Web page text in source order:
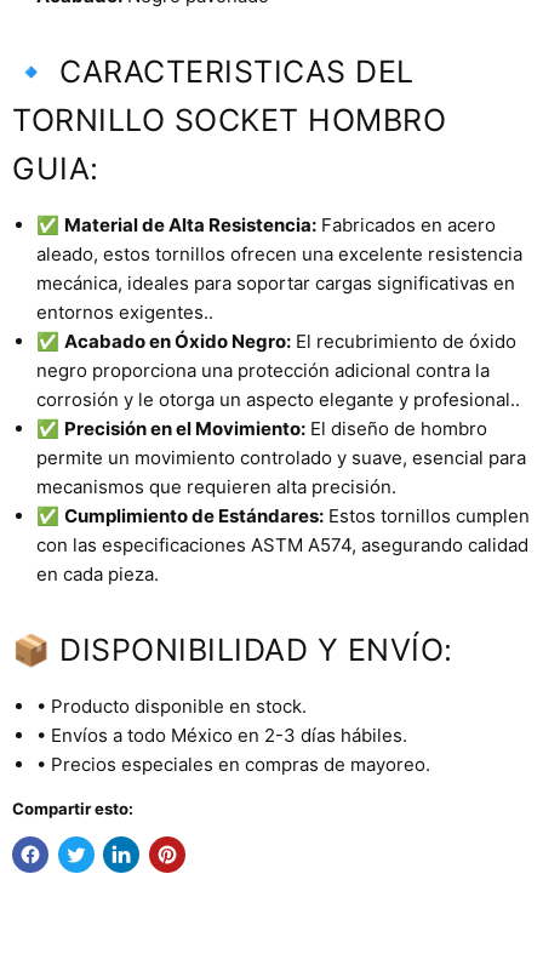
🔹 CARACTERISTICAS DEL
TORNILLO SOCKET HOMBRO
GUIA:
✅ Material de Alta Resistencia: Fabricados en acero
aleado, estos tornillos ofrecen una excelente resistencia
mecánica, ideales para soportar cargas significativas en
entornos exigentes..
✅ Acabado en Óxido Negro: El recubrimiento de óxido
negro proporciona una protección adicional contra la
corrosión y le otorga un aspecto elegante y profesional..
✅ Precisión en el Movimiento: El diseño de hombro
permite un movimiento controlado y suave, esencial para
mecanismos que requieren alta precisión.
✅ Cumplimiento de Estándares: Estos tornillos cumplen
con las especificaciones ASTM A574, asegurando calidad
en cada pieza.
📦 DISPONIBILIDAD Y ENVÍO:
• Producto disponible en stock.
• Envíos a todo México en 2-3 días hábiles.
• Precios especiales en compras de mayoreo.
Compartir esto: